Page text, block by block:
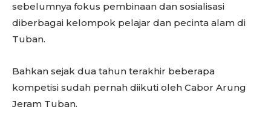
sebelumnya fokus pembinaan dan sosialisasi
diberbagai kelompok pelajar dan pecinta alam di
Tuban.
Bahkan sejak dua tahun terakhir beberapa
kompetisi sudah pernah diikuti oleh Cabor Arung
Jeram Tuban.